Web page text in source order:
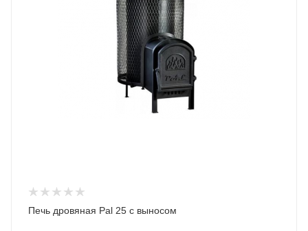
Печь дровяная Pal 25 с выносом